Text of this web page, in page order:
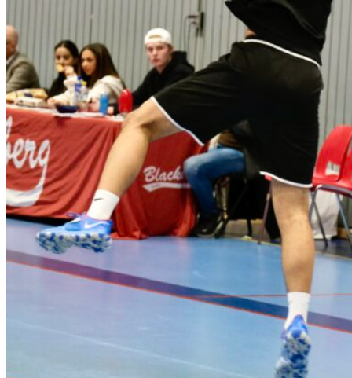
Medlemsavgifter 2025-2026
Turneringar
Klubbens aktiviteter
Kansliet
Styrelsen
L Åke Nilssons fond
Föräldraengagemang
1953 klubben
Våra lag
Damer/Flickor
Herrar/Pojkar
Seniorer Damer
Seniorer Herrar
Information
Regler med mera
Råd & vård vid idrottsskador